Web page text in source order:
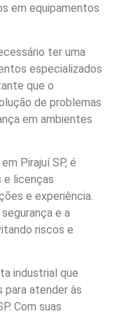
em equipamentos
ter uma
especializados
que o
de problemas
em ambientes
Pirajuí SP, é
e licenças
e experiência.
e a
riscos e
industrial que
para atender às
Com suas